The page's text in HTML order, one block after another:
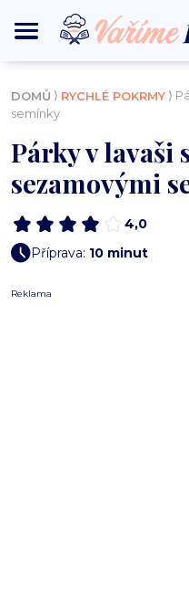
DOMŮ ⟩ RYCHLÉ POKRMY ⟩
semínky
Párky v lavaši
sezamovými
4,0
Příprava: 10 minut
Reklama